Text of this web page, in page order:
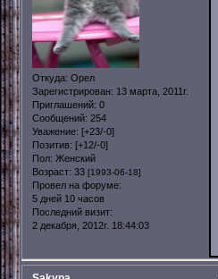
Откуда: Орел
Зарегистрирован: 13 марта, 2011г.
Приглашений: 0
Сообщений: 254
Уважение: [+23/-0]
Позитив: [+12/-0]
Пол: Женский
Возраст: 33 [1993-06-18]
Провел на форуме:
5 дней 10 часов
Последний визит:
2 декабря, 2012г. 18:44:03